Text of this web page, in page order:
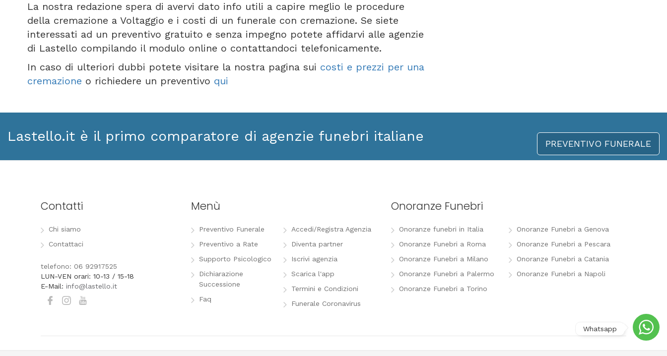
La nostra redazione spera di avervi dato info utili a capire meglio le procedure
della cremazione a Voltaggio e i costi di un funerale con cremazione. Se siete
interessati ad un preventivo gratuito e senza impegno potete affidarvi alle agenzie
di Lastello compilando il modulo online o contattandoci telefonicamente.
In caso di ulteriori dubbi potete visitare la nostra pagina sui costi e prezzi per una
cremazione o richiedere un preventivo qui
Lastello.it è il primo comparatore di agenzie funebri italiane PREVENTIVO FUNERALE
Contatti
Chi siamo
Contattaci
telefono: 06 92917525
LUN-VEN orari: 10-13 / 15-18
E-Mail: info@lastello.it
Menù
Preventivo Funerale
Preventivo a Rate
Supporto Psicologico
Dichiarazione
Successione
Faq
Accedi/Registra Agenzia
Diventa partner
Iscrivi agenzia
Scarica l'app
Termini e Condizioni
Funerale Coronavirus
Onoranze Funebri
Onoranze funebri in Italia
Onoranze Funebri a Roma
Onoranze Funebri a Milano
Onoranze Funebri a Palermo
Onoranze Funebri a Torino
Onoranze Funebri a Genova
Onoranze Funebri a Pescara
Onoranze Funebri a Catania
Onoranze Funebri a Napoli